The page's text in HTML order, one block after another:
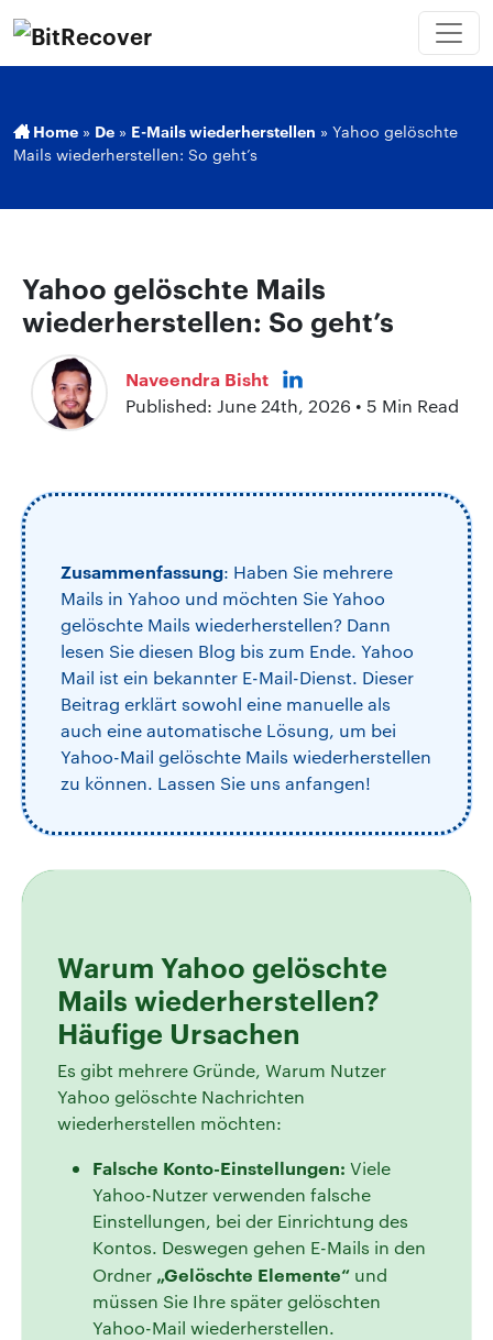
Home » De » E-Mails wiederherstellen » Yahoo gelöschte
Mails wiederherstellen: So geht’s
Yahoo gelöschte Mails
wiederherstellen: So geht’s
Naveendra Bisht
Published: June 24th, 2026 • 5 Min Read
Zusammenfassung: Haben Sie mehrere
Mails in Yahoo und möchten Sie Yahoo
gelöschte Mails wiederherstellen? Dann
lesen Sie diesen Blog bis zum Ende. Yahoo
Mail ist ein bekannter E-Mail-Dienst. Dieser
Beitrag erklärt sowohl eine manuelle als
auch eine automatische Lösung, um bei
Yahoo-Mail gelöschte Mails wiederherstellen
zu können. Lassen Sie uns anfangen!
Warum Yahoo gelöschte
Mails wiederherstellen?
Häufige Ursachen
Es gibt mehrere Gründe, Warum Nutzer
Yahoo gelöschte Nachrichten
wiederherstellen möchten:
Falsche Konto-Einstellungen: Viele
Yahoo-Nutzer verwenden falsche
Einstellungen, bei der Einrichtung des
Kontos. Deswegen gehen E-Mails in den
Ordner „Gelöschte Elemente“ und
müssen Sie Ihre später gelöschten
Yahoo-Mail wiederherstellen.